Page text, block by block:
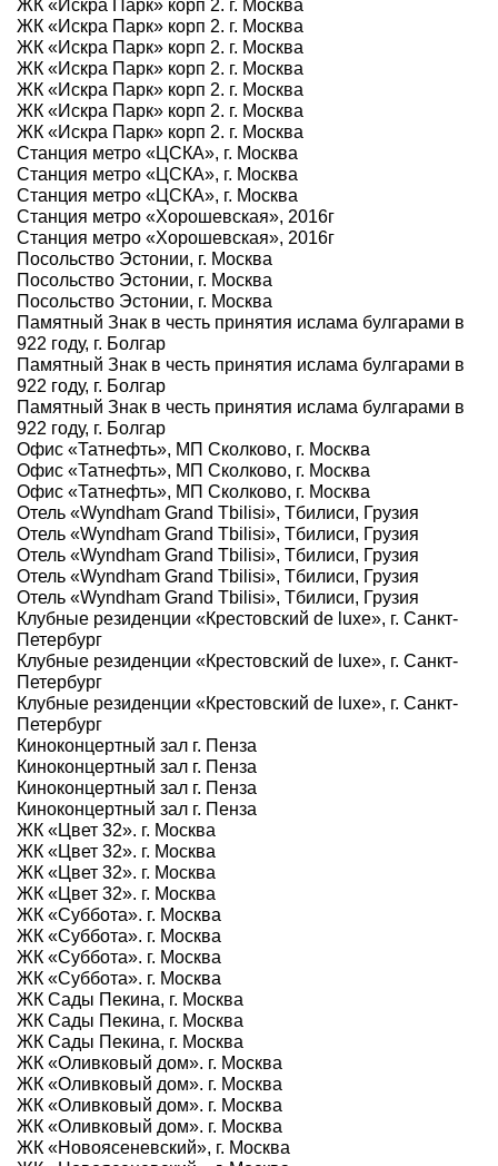
ЖК «Искра Парк» корп 2. г. Москва
ЖК «Искра Парк» корп 2. г. Москва
ЖК «Искра Парк» корп 2. г. Москва
ЖК «Искра Парк» корп 2. г. Москва
ЖК «Искра Парк» корп 2. г. Москва
ЖК «Искра Парк» корп 2. г. Москва
ЖК «Искра Парк» корп 2. г. Москва
Станция метро «ЦСКА», г. Москва
Станция метро «ЦСКА», г. Москва
Станция метро «ЦСКА», г. Москва
Станция метро «Хорошевская», 2016г
Станция метро «Хорошевская», 2016г
Посольство Эстонии, г. Москва
Посольство Эстонии, г. Москва
Посольство Эстонии, г. Москва
Памятный Знак в честь принятия ислама булгарами в
922 году, г. Болгар
Памятный Знак в честь принятия ислама булгарами в
922 году, г. Болгар
Памятный Знак в честь принятия ислама булгарами в
922 году, г. Болгар
Офис «Татнефть», МП Сколково, г. Москва
Офис «Татнефть», МП Сколково, г. Москва
Офис «Татнефть», МП Сколково, г. Москва
Отель «Wyndham Grand Tbilisi», Тбилиси, Грузия
Отель «Wyndham Grand Tbilisi», Тбилиси, Грузия
Отель «Wyndham Grand Tbilisi», Тбилиси, Грузия
Отель «Wyndham Grand Tbilisi», Тбилиси, Грузия
Отель «Wyndham Grand Tbilisi», Тбилиси, Грузия
Клубные резиденции «Крестовский de luxe», г. Санкт-
Петербург
Клубные резиденции «Крестовский de luxe», г. Санкт-
Петербург
Клубные резиденции «Крестовский de luxe», г. Санкт-
Петербург
Киноконцертный зал г. Пенза
Киноконцертный зал г. Пенза
Киноконцертный зал г. Пенза
Киноконцертный зал г. Пенза
ЖК «Цвет 32». г. Москва
ЖК «Цвет 32». г. Москва
ЖК «Цвет 32». г. Москва
ЖК «Цвет 32». г. Москва
ЖК «Суббота». г. Москва
ЖК «Суббота». г. Москва
ЖК «Суббота». г. Москва
ЖК «Суббота». г. Москва
ЖК Сады Пекина, г. Москва
ЖК Сады Пекина, г. Москва
ЖК Сады Пекина, г. Москва
ЖК «Оливковый дом». г. Москва
ЖК «Оливковый дом». г. Москва
ЖК «Оливковый дом». г. Москва
ЖК «Оливковый дом». г. Москва
ЖК «Новоясеневский», г. Москва